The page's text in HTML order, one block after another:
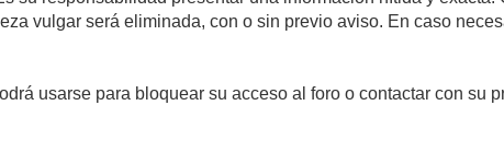
vulgar será eliminada, con o sin previo aviso. En caso
usarse para bloquear su acceso al foro o contactar con su